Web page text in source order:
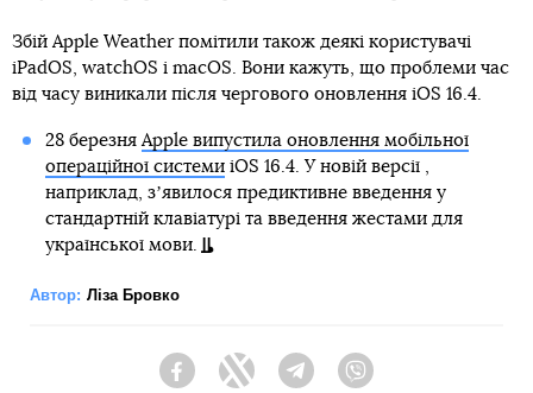
Збій Apple Weather помітили також деякі користувачі
iPadOS, watchOS і macOS. Вони кажуть, що проблеми час
від часу виникали після чергового оновлення iOS 16.4.
28 березняApple випустила оновлення мобільної
операційної системиiOS 16.4. У новій версії ,
наприклад, зʼявилося предиктивне введення у
стандартній клавіатурі та введення жестами для
української мови.
Автор: Ліза Бровко
FacebookTwitter Telegram